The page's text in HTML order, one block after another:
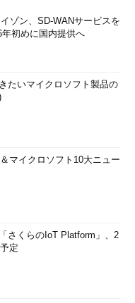
ゾン、SD-WANサービスを
年初めに国内提供へ
たいマイクロソフト製品の
マイクロソフト10大ニュー
さくらのIoT Platform」、2
定